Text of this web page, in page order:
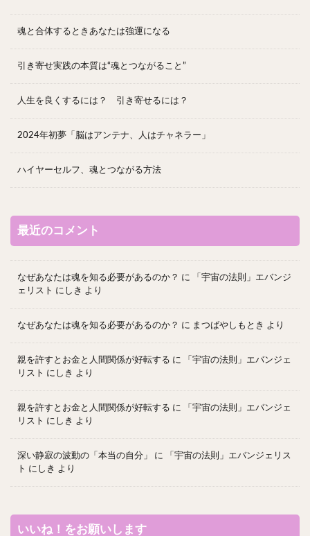
魂と合体するときあなたは強運になる
引き寄せ実践の本質は“魂とつながること”
人生を良くするには？ 引き寄せるには？
2024年初夢「脳はアンテナ、人はチャネラー」
ハイヤーセルフ、魂とつながる方法
最近のコメント
なぜあなたは魂を知る必要があるのか？ に
「宇宙の法則」エバンジ
ェリスト にしき より
なぜあなたは魂を知る必要があるのか？ に まつばやしもとき より
親を許すとお金と人間関係が好転する に
「宇宙の法則」エバンジェ
リスト にしき より
親を許すとお金と人間関係が好転する に
「宇宙の法則」エバンジェ
リスト にしき より
深い静寂の波動の「本当の自分」 に
「宇宙の法則」エバンジェリス
ト にしき より
いいね！をお願いします